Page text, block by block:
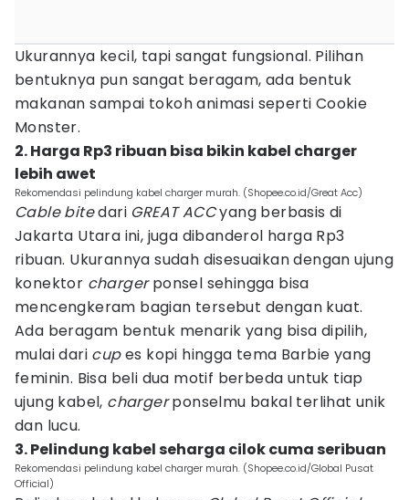
Ukurannya kecil, tapi sangat fungsional. Pilihan
bentuknya pun sangat beragam, ada bentuk
makanan sampai tokoh animasi seperti Cookie
Monster.
2. Harga Rp3 ribuan bisa bikin kabel charger
lebih awet
Rekomendasi pelindung kabel charger murah. (Shopee.co.id/Great Acc)
Cable bitedari GREAT ACCyang berbasis di
Jakarta Utara ini, juga dibanderol harga Rp3
ribuan. Ukurannya sudah disesuaikan dengan ujung
konektor chargerponsel sehingga bisa
mencengkeram bagian tersebut dengan kuat.
Ada beragam bentuk menarik yang bisa dipilih,
mulai dari cupes kopi hingga tema Barbie yang
feminin. Bisa beli dua motif berbeda untuk tiap
ujung kabel, chargerponselmu bakal terlihat unik
dan lucu.
3. Pelindung kabel seharga cilok cuma seribuan
Rekomendasi pelindung kabel charger murah. (Shopee.co.id/Global Pusat
Official)